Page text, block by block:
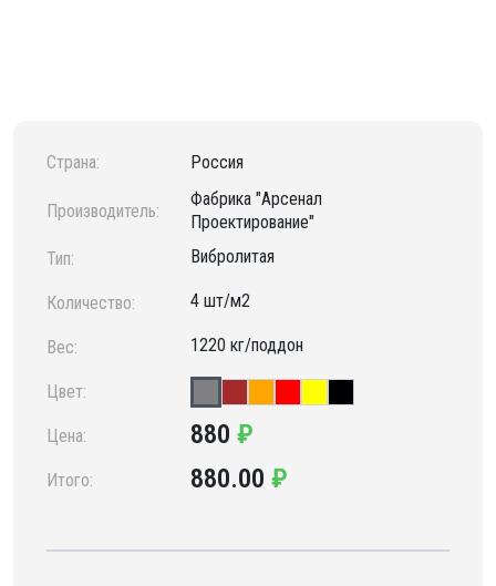
Страна: Россия
Производитель:
Фабрика "Арсенал
Проектирование"
Тип:
Вибролитая
Количество: 4 шт/м2
Вес: 1220 кг/поддон
Цвет:
Цена: 880 ₽
Итого: 880.00 ₽